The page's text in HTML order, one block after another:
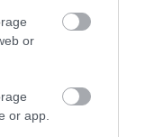
or
or app.